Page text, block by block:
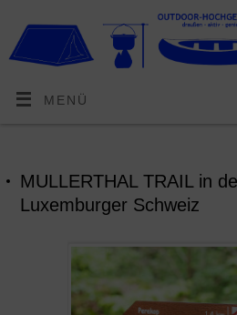
MENÜ
MULLERTHAL TRAIL in
Luxemburger Schweiz